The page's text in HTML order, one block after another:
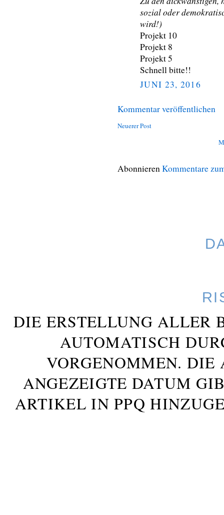
sozial oder
wird!)
Projekt 10
Projekt 8
Projekt 5
Schnell bitte!!
JUNI 23, 2016
Kommentar veröffentlichen
Neuerer Post
AbonnierenKommentare
DIE ERSTELLUNG ALLER
AUTOMATISCH
VORGENOMMEN. DIE
ANGEZEIGTE DATUM
ARTIKEL IN PPQ